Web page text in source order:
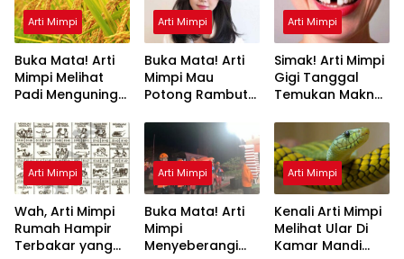
Arti Mimpi
Buka Mata! Arti
Mimpi Melihat
Padi Menguning
Diketahui
Arti Mimpi
Buka Mata! Arti
Mimpi Mau
Potong Rambut
Ini Penjelasannya
Arti Mimpi
Simak! Arti Mimpi
Gigi Tanggal
Temukan Makna
Arti Mimpi
Wah, Arti Mimpi
Rumah Hampir
Terbakar yang
Arti Mimpi
Buka Mata! Arti
Mimpi
Menyeberangi
Arti Mimpi
Kenali Arti Mimpi
Melihat Ular Di
Kamar Mandi